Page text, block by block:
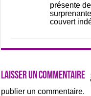
présente
couvert
Laisser un commentaire
publier un commentaire.